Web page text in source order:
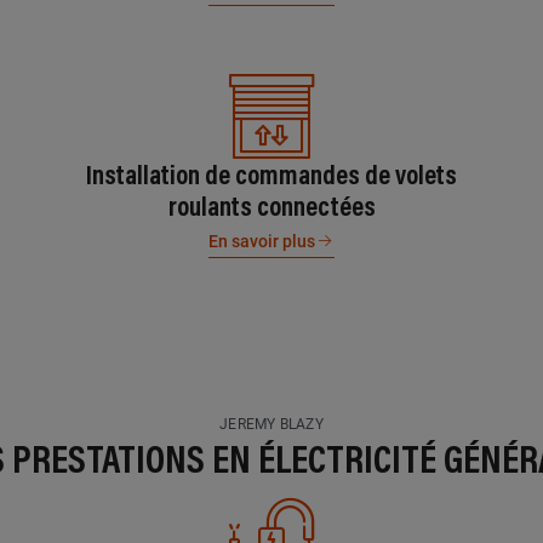
Installation de commandes de volets
roulants connectées
En savoir plus
JEREMY BLAZY
PRESTATIONS EN ÉLECTRICITÉ